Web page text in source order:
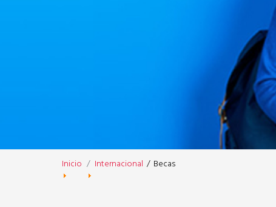
Inicio Internacional / Becas